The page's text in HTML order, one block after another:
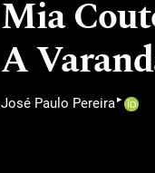
Mia
A
José Paulo Pereira▸